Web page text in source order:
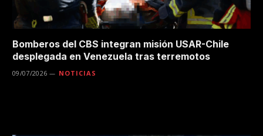
Bomberos del CBS integran misión USAR-Chile
desplegada en Venezuela tras terremotos
09/07/2026 NOTICIAS